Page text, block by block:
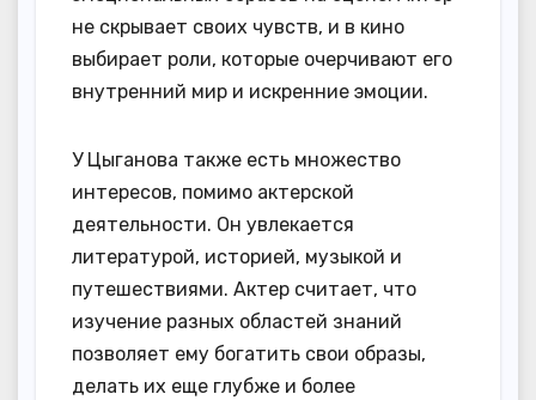
не скрывает своих чувств, и в кино
выбирает роли, которые очерчивают его
внутренний мир и искренние эмоции.
У Цыганова также есть множество
интересов, помимо актерской
деятельности. Он увлекается
литературой, историей, музыкой и
путешествиями. Актер считает, что
изучение разных областей знаний
позволяет ему богатить свои образы,
делать их еще глубже и более